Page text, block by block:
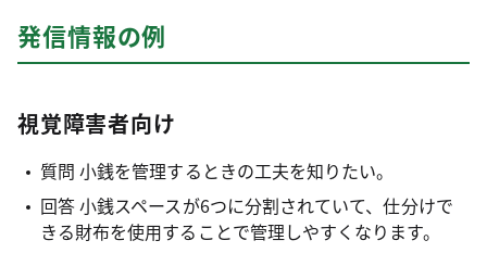
発信情報の例
視覚障害者向け
質問 小銭を管理するときの工夫を知りたい。
回答 小銭スペースが6つに分割されていて、仕分けで
きる財布を使用することで管理しやすくなります。